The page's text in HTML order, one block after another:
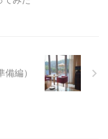
編）